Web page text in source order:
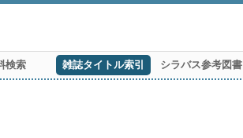
検索 雑誌タイトル索引 シラバス参考図書